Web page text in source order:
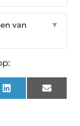
van
▼
LinkedIn Email